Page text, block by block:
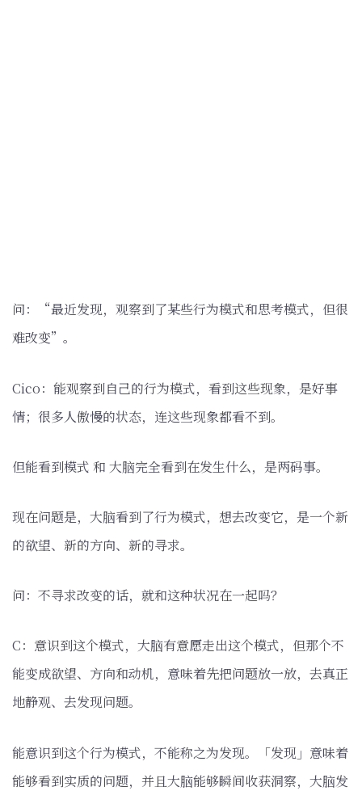
问：“最近发现，观察到了某些行为模式和思考模式，但很
难改变”。
Cico：能观察到自己的行为模式，看到这些现象，是好事
情；很多人傲慢的状态，连这些现象都看不到。
但能看到模式 和 大脑完全看到在发生什么，是两码事。
现在问题是，大脑看到了行为模式，想去改变它，是一个新
的欲望、新的方向、新的寻求。
问：不寻求改变的话，就和这种状况在一起吗？
C：意识到这个模式，大脑有意愿走出这个模式，但那个不
能变成欲望、方向和动机，意味着先把问题放一放，去真正
地静观、去发现问题。
能意识到这个行为模式，不能称之为发现。「发现」意味着
能够看到实质的问题，并且大脑能够瞬间收获洞察，大脑发